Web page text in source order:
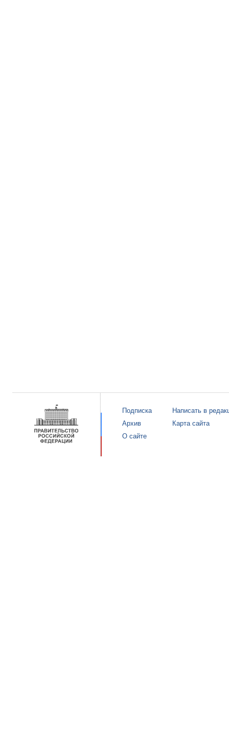
Подписка
Архив
О сайте
Написать в
Карта сайта